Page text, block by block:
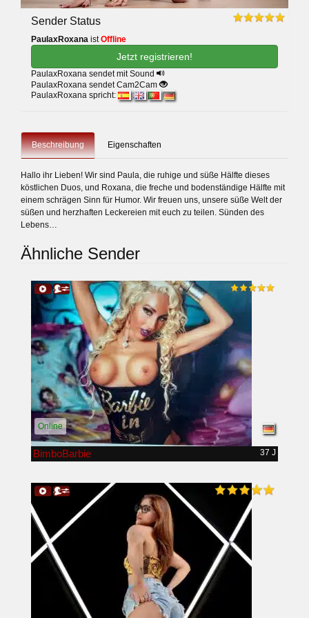
Sender Status
PaulaxRoxana istOffline
Jetzt registrieren!
PaulaxRoxana sendet mit Sound
PaulaxRoxana sendet Cam2Cam
PaulaxRoxana spricht:
Beschreibung Eigenschaften
Hallo ihr Lieben! Wir sind Paula, die ruhige und süße Hälfte dieses
köstlichen Duos, und Roxana, die freche und bodenständige Hälfte mit
einem schrägen Sinn für Humor. Wir freuen uns, unsere süße Welt der
süßen und herzhaften Leckereien mit euch zu teilen. Sünden des
Lebens…
Ähnliche Sender
Online
BimboBarbie 37 J